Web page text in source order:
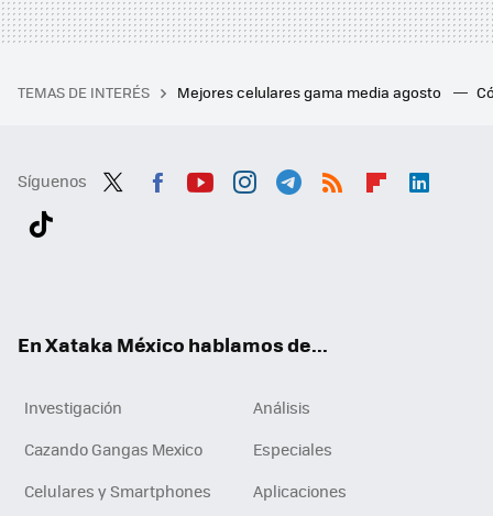
TEMAS DE INTERÉS Mejores celulares gama media agosto
Síguenos
En Xataka México hablamos de...
Investigación
Análisis
Cazando Gangas Mexico
Especiales
Celulares y Smartphones
Aplicaciones